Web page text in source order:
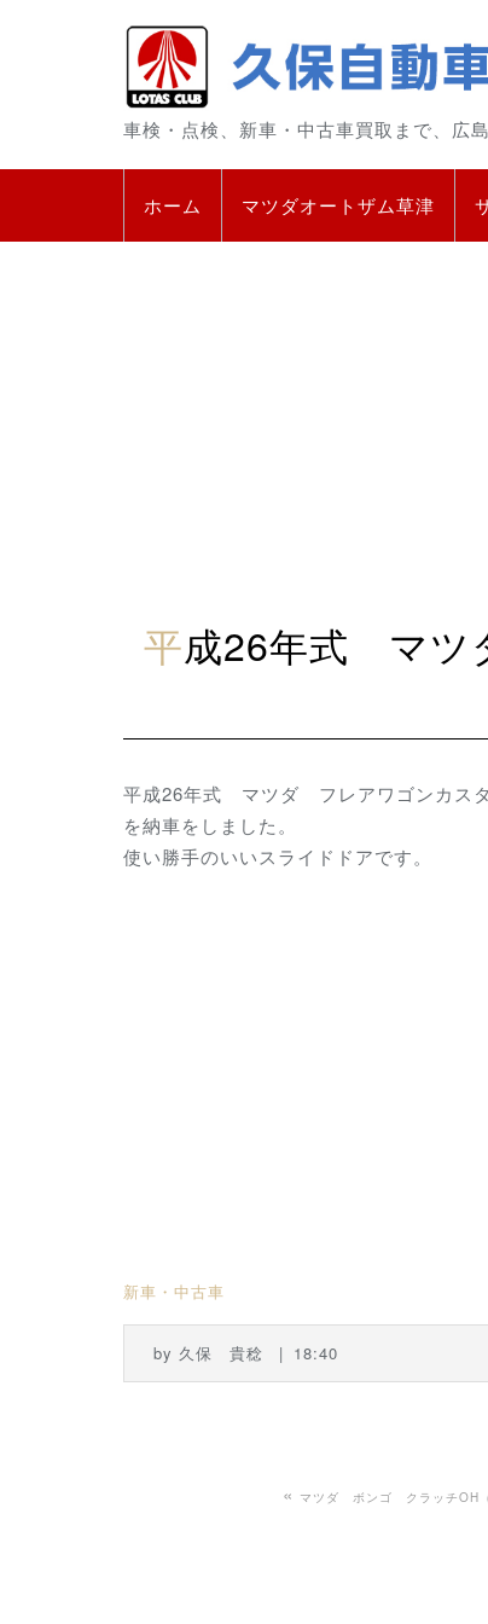
車検・点検、新車・中古車買取まで、広
ホーム マツダオートザム草津
平成26年式 マツダ フレアワゴン カスタムスタイ
平成26年式 マツダ フレアワゴンカス
を納車をしました。
使い勝手のいいスライドドアです。
新車・中古車
by 久保 貴稔 18:40
« マツダ ボンゴ クラッチOH（